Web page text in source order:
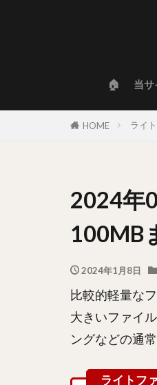
🏠 当サ
HOME ライ
2024年
100MB
2024年1月8日
比較的軽量な
大きいファイ
ングなどの通